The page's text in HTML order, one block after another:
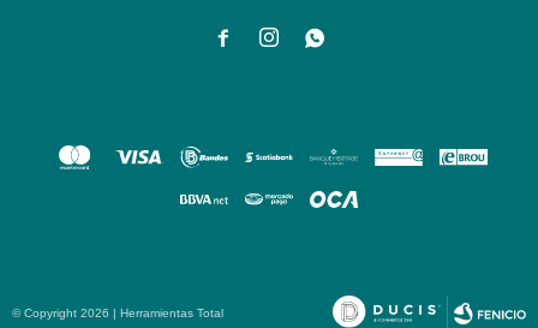
  
© Copyright 2026 | Herramientas Total